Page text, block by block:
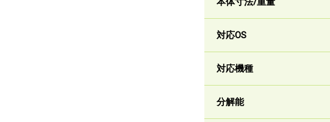
対応OS
対応機種
分解能